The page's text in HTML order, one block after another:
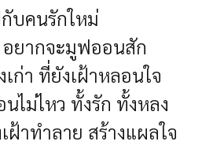
บคนรักใหม่
อยากจะมูฟออนสัก
ก่า ที่ยังเฝ้าหลอนใจ
ไม่ไหว ทั้งรัก ทั้งหลง
ฝ้าทำลาย สร้างแผลใจ